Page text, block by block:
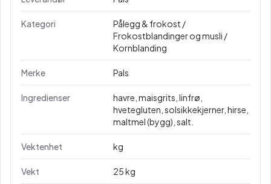
Kategori
Pålegg & frokost /
Frokostblandinger og musli /
Kornblanding
Merke Pals
Ingredienser
havre, maisgrits, linfrø,
hvetegluten, solsikkekjerner, hirse,
maltmel (bygg), salt.
Vektenhet kg
Vekt 25 kg